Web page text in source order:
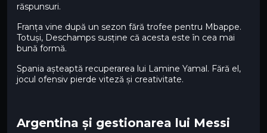
răspunsuri.
Franța vine după un sezon fără trofee pentru Mbappe.
Totuși, Deschamps susține că acesta este în cea mai
bună formă.
Spania așteaptă recuperarea lui Lamine Yamal. Fără el,
jocul ofensiv pierde viteză și creativitate.
Argentina și gestionarea lui Messi